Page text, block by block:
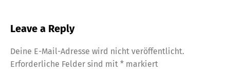
Leave a Reply
Deine E-Mail-Adresse wird nicht veröffentlicht.
Erforderliche Felder sind mit * markiert